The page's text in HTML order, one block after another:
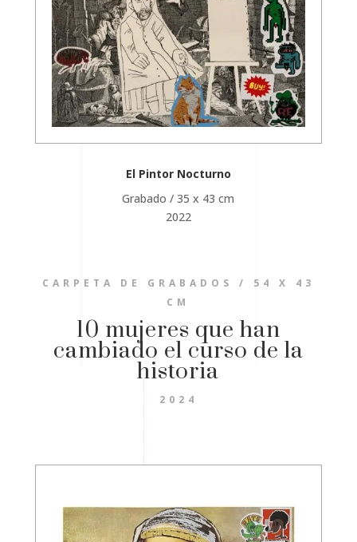
El Pintor Nocturno
Grabado / 35 x 43 cm
2022
CARPETA DE GRABADOS / 54 X 43
CM
10 mujeres que han
cambiado el curso de la
historia
2024